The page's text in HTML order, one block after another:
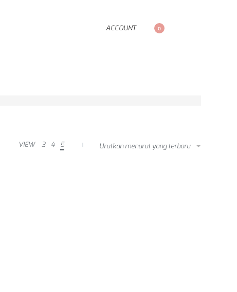
ACCOUNT 0
VIEW 3 4 5 Urutkan menurut yang terbaru